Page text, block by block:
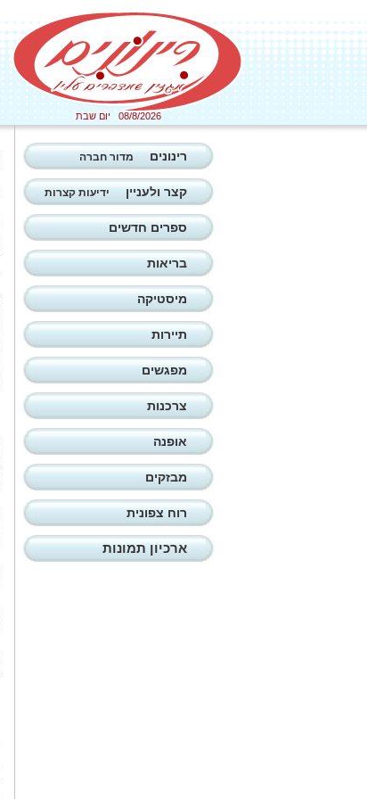
08/8/2026 יום שבת
רינונים מדור חברה
קצר ולעניין ידיעות קצרות
ספרים חדשים
בריאות
מיסטיקה
תיירות
מפגשים
צרכנות
אופנה
מבזקים
רוח צפונית
ארכיון תמונות